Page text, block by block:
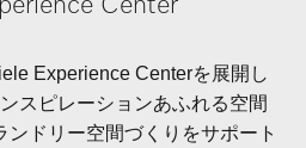
Center
Experience Centerを展開し
スピレーションあふれる空間
ンドリー空間づくりをサポート